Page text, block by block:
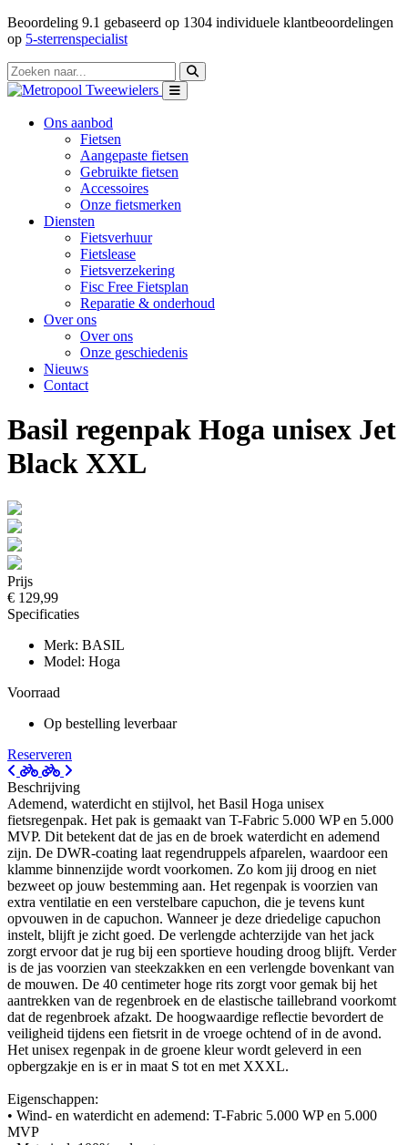
Beoordeling 9.1 gebaseerd op 1304 individuele klantbeoordelingen
op 5-sterrenspecialist
Ons aanbod
Fietsen
Aangepaste fietsen
Gebruikte fietsen
Accessoires
Onze fietsmerken
Diensten
Fietsverhuur
Fietslease
Fietsverzekering
Fisc Free Fietsplan
Reparatie & onderhoud
Over ons
Over ons
Onze geschiedenis
Nieuws
Contact
Basil regenpak Hoga unisex Jet
Black XXL
Prijs
€ 129,99
Specificaties
Merk: BASIL
Model: Hoga
Voorraad
Op bestelling leverbaar
Reserveren
Beschrijving
Ademend, waterdicht en stijlvol, het Basil Hoga unisex
fietsregenpak. Het pak is gemaakt van T-Fabric 5.000 WP en 5.000
MVP. Dit betekent dat de jas en de broek waterdicht en ademend
zijn. De DWR-coating laat regendruppels afparelen, waardoor een
klamme binnenzijde wordt voorkomen. Zo kom jij droog en niet
bezweet op jouw bestemming aan. Het regenpak is voorzien van
extra ventilatie en een verstelbare capuchon, die je tevens kunt
opvouwen in de capuchon. Wanneer je deze driedelige capuchon
instelt, blijft je zicht goed. De verlengde achterzijde van het jack
zorgt ervoor dat je rug bij een sportieve houding droog blijft. Verder
is de jas voorzien van steekzakken en een verlengde bovenkant van
de mouwen. De 40 centimeter hoge rits zorgt voor gemak bij het
aantrekken van de regenbroek en de elastische taillebrand voorkomt
dat de regenbroek afzakt. De hoogwaardige reflectie bevordert de
veiligheid tijdens een fietsrit in de vroege ochtend of in de avond.
Het unisex regenpak in de groene kleur wordt geleverd in een
opbergzakje en is er in maat S tot en met XXXL.
Eigenschappen:
• Wind- en waterdicht en ademend: T-Fabric 5.000 WP en 5.000
MVP